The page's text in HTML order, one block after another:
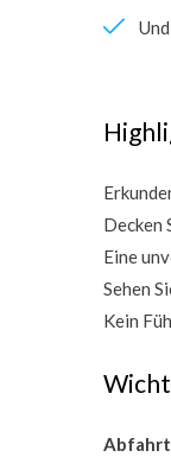
Decken
Eine
Sehen
Kein